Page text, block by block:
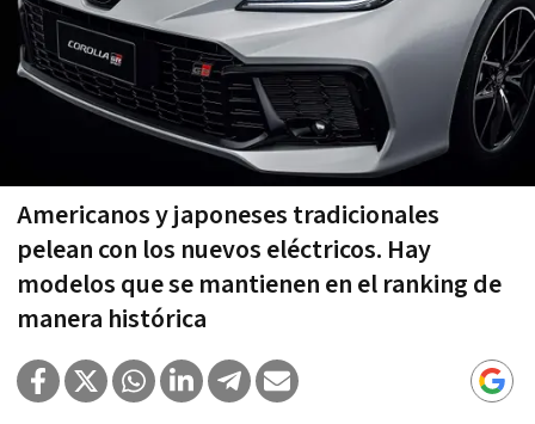
Americanos y japoneses tradicionales
pelean con los nuevos eléctricos. Hay
modelos que se mantienen en el ranking de
manera histórica